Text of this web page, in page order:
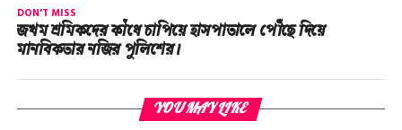
DON'T MISS
জখম শ্রমিকদের কাঁধে চাপিয়ে হাসপাতালে পৌঁছে দিয়ে
মানবিকতার নজির পুলিশের।
YOU MAY LIKE